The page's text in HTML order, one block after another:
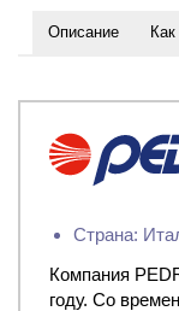
Описание
Страна:
Компания
году. Со